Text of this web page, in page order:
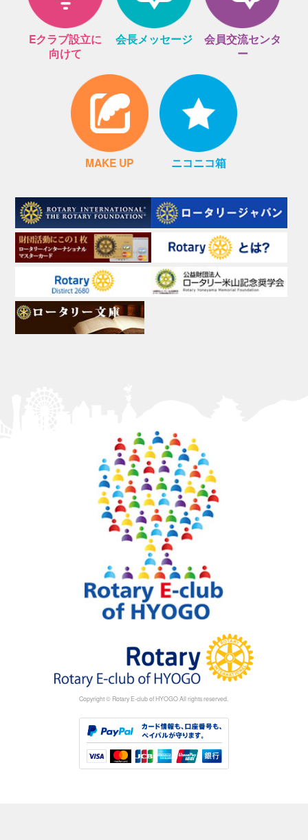
Eクラブ設立に
向けて
会長メッセージ
会員交流センタ
ー
MAKE UP ニコニコ箱
Copyright © Rotary E-club of HYOGO All rights reserved.